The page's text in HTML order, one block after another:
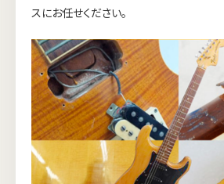
スにお任せください。